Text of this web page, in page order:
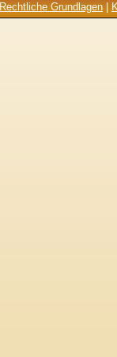
Rechtliche Grundlagen|